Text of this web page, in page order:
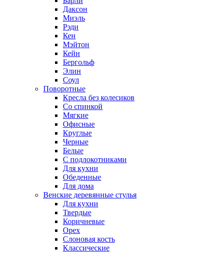
Даксон
Миэль
Рэди
Кен
Мэйтон
Кейн
Бергольф
Элин
Соул
Поворотные
Кресла без колесиков
Со спинкой
Мягкие
Офисные
Круглые
Черные
Белые
С подлокотниками
Для кухни
Обеденные
Для дома
Венские деревянные стулья
Для кухни
Твердые
Коричневые
Орех
Слоновая кость
Классические